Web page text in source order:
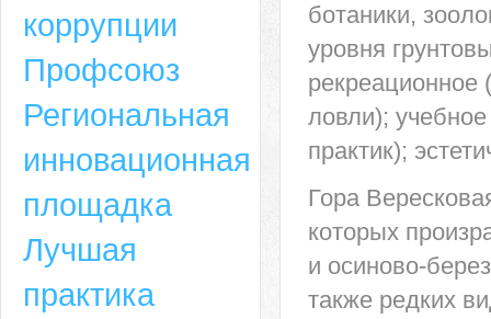
ботаники,
уровня
рекреационное
ловли);
практик);
Гора
которых
и осиново-
также редких
коррупции
Профсоюз
Региональная
инновационная
площадка
Лучшая
практика